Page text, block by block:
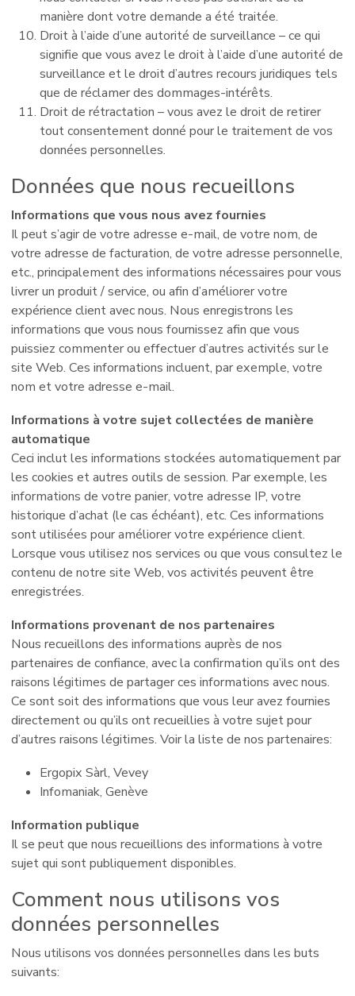
manière dont votre demande a été traitée.
Droit à l’aide d’une autorité de surveillance – ce qui
signifie que vous avez le droit à l’aide d’une autorité de
surveillance et le droit d’autres recours juridiques tels
que de réclamer des dommages-intérêts.
Droit de rétractation – vous avez le droit de retirer
tout consentement donné pour le traitement de vos
données personnelles.
Données que nous recueillons
Informations que vous nous avez fournies
Il peut s’agir de votre adresse e-mail, de votre nom, de
votre adresse de facturation, de votre adresse personnelle,
etc., principalement des informations nécessaires pour vous
livrer un produit / service, ou afin d’améliorer votre
expérience client avec nous. Nous enregistrons les
informations que vous nous fournissez afin que vous
puissiez commenter ou effectuer d’autres activités sur le
site Web. Ces informations incluent, par exemple, votre
nom et votre adresse e-mail.
Informations à votre sujet collectées de manière
automatique
Ceci inclut les informations stockées automatiquement par
les cookies et autres outils de session. Par exemple, les
informations de votre panier, votre adresse IP, votre
historique d’achat (le cas échéant), etc. Ces informations
sont utilisées pour améliorer votre expérience client.
Lorsque vous utilisez nos services ou que vous consultez le
contenu de notre site Web, vos activités peuvent être
enregistrées.
Informations provenant de nos partenaires
Nous recueillons des informations auprès de nos
partenaires de confiance, avec la confirmation qu’ils ont des
raisons légitimes de partager ces informations avec nous.
Ce sont soit des informations que vous leur avez fournies
directement ou qu’ils ont recueillies à votre sujet pour
d’autres raisons légitimes. Voir la liste de nos partenaires:
Ergopix Sàrl, Vevey
Infomaniak, Genève
Information publique
Il se peut que nous recueillions des informations à votre
sujet qui sont publiquement disponibles.
Comment nous utilisons vos
données personnelles
Nous utilisons vos données personnelles dans les buts
suivants: